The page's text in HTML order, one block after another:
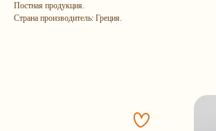
Постная продукция.
Страна производитель: Греция.